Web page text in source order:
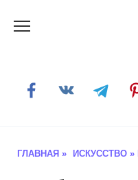
ГЛАВНАЯ » ИСКУССТВО »